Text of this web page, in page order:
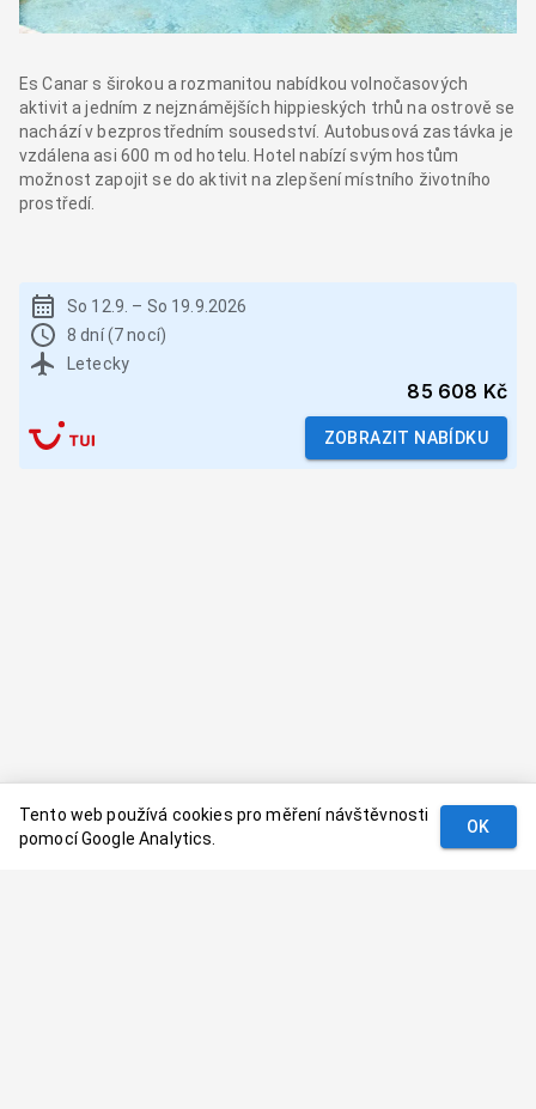
Es Canar s širokou a rozmanitou nabídkou volnočasových
aktivit a jedním z nejznámějších hippieských trhů na ostrově se
nachází v bezprostředním sousedství. Autobusová zastávka je
vzdálena asi 600 m od hotelu. Hotel nabízí svým hostům
možnost zapojit se do aktivit na zlepšení místního životního
prostředí.
So 12.9. – So 19.9.2026
8 dní (7 nocí)
Letecky
85 608 Kč
ZOBRAZIT NABÍDKU
Tento web používá cookies pro měření návštěvnosti
pomocí Google Analytics.
OK